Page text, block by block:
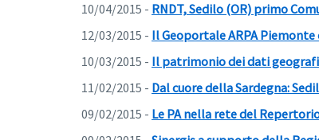
10/04/2015 - RNDT, Sedilo (OR) primo
12/03/2015 - Il Geoportale ARPA
10/03/2015 - Il patrimonio dei dati
11/02/2015 - Dal cuore della Sardegna:
09/02/2015 - Le PA nella rete del